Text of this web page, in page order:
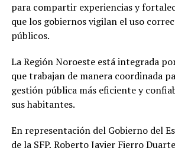
para compartir experiencias y
que los gobiernos vigilan el uso
públicos.
La Región Noroeste está integrada
que trabajan de manera coordinada
gestión pública más eficiente y
sus habitantes.
En representación del Gobierno del
de la SFP, Roberto Javier Fierro